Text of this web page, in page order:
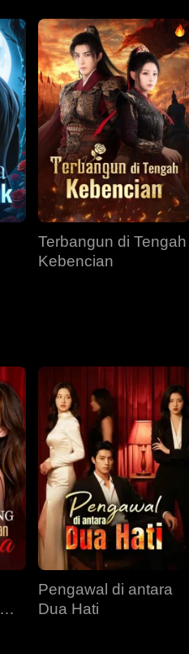
Terbangun di Tengah
Kebencian
Pengawal di antara
Dua Hati